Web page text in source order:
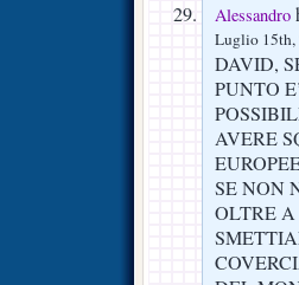
Alessandro
Luglio 15th,
DAVID,
PUNTO
AVERE
SE NON
OLTRE